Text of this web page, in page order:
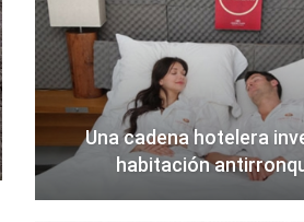
Una cadena hotelera
habitación